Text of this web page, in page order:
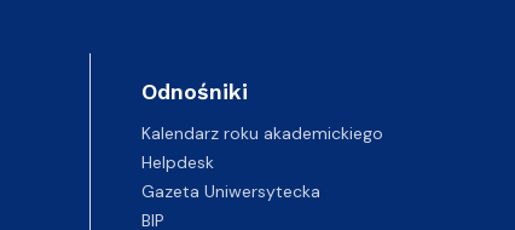
Odnośniki
Kalendarz roku akademickiego
Helpdesk
Gazeta Uniwersytecka
BIP